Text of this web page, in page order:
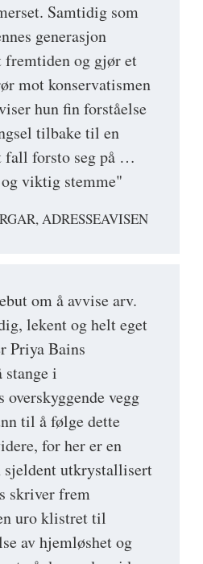
Samtidig som
generasjon
fremtiden og gjør et
mot konservatismen
hun fin forståelse
tilbake til en
fall forsto seg på …
viktig stemme"
ADRESSEAVISEN
om å avvise arv.
lekent og helt eget
Priya Bains
stange i
vegg
til å følge dette
for her er en
sjeldent utkrystallisert
skriver frem
uro klistret til
av hjemløshet og